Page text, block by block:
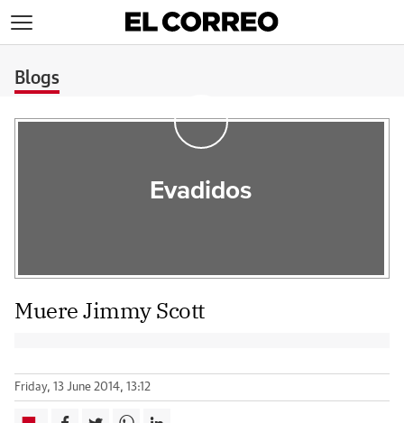
Blogs
Evadidos
Muere Jimmy Scott
Friday, 13 June 2014, 13:12